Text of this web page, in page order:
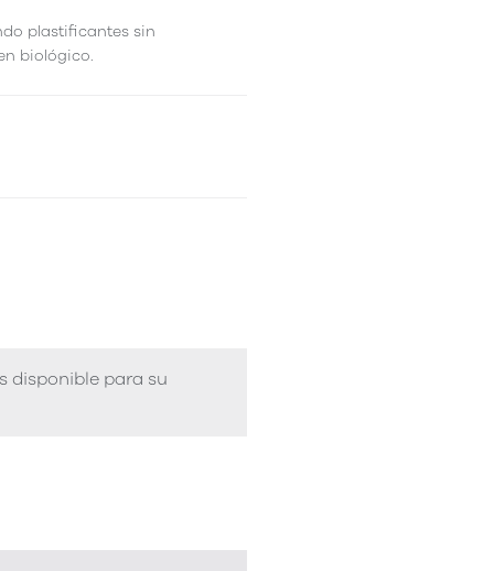
plastificantes sin
biológico.
disponible para su